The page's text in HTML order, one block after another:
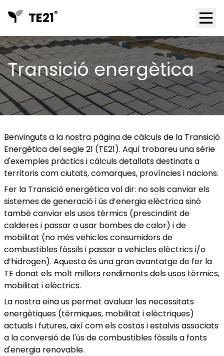
TE21®
Transició energètica
Benvinguts a la nostra pàgina de càlculs de la Transició
Energètica del segle 21 (TE21). Aquí trobareu una sèrie
d'exemples pràctics i càlculs detallats destinats a
territoris com ciutats, comarques, províncies i nacions.
Fer la Transició energètica vol dir: no sols canviar els
sistemes de generació i ús d’energia elèctrica sinó
també canviar els usos tèrmics (prescindint de
calderes i passar a usar bombes de calor) i de
mobilitat (no més vehicles consumidors de
combustibles fòssils i passar a vehicles elèctrics i/o
d’hidrogen). Aquesta és una gran avantatge de fer la
TE donat els molt millors rendiments dels usos tèrmics,
mobilitat i elèctrics.
La nostra eina us permet avaluar les necessitats
energètiques (tèrmiques, mobilitat i elèctriques)
actuals i futures, així com els costos i estalvis associats
a la conversió de l'ús de combustibles fòssils a fonts
d'energia renovable.